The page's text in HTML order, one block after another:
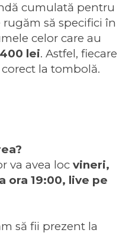
cumulată pentru
să specifici în
celor care au
400 lei. Astfel, fiecare
la tombolă.
va avea loc vineri,
ora 19:00, live pe
să fii prezent la